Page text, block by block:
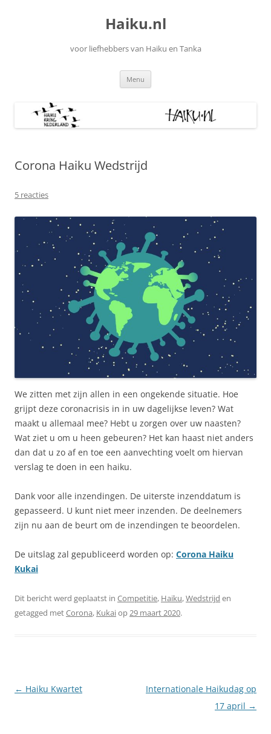
Haiku.nl
voor liefhebbers van Haiku en Tanka
Menu
Corona Haiku Wedstrijd
5 reacties
We zitten met zijn allen in een ongekende situatie. Hoe
grijpt deze coronacrisis in in uw dagelijkse leven? Wat
maakt u allemaal mee? Hebt u zorgen over uw naasten?
Wat ziet u om u heen gebeuren? Het kan haast niet anders
dan dat u zo af en toe een aanvechting voelt om hiervan
verslag te doen in een haiku.
Dank voor alle inzendingen. De uiterste inzenddatum is
gepasseerd. U kunt niet meer inzenden. De deelnemers
zijn nu aan de beurt om de inzendingen te beoordelen.
De uitslag zal gepubliceerd worden op: Corona Haiku
Kukai
Dit bericht werd geplaatst in Competitie, Haiku,Wedstrijd en
getagged metCorona, Kukaiop29 maart 2020.
Berichtnavigatie
← Haiku Kwartet
Internationale Haikudag op
17 april →